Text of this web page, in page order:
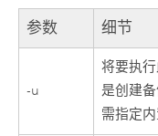
参数 细节
-u
将要执
是创建
需指定